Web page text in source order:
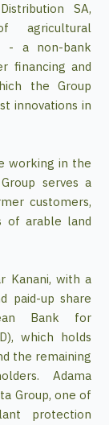
SA,
agricultural
- a non-bank
financing and
the Group
innovations in
working in the
serves a
customers,
of arable land
Kanani, with a
paid-up share
Bank for
which holds
the remaining
Adama
Group, one of
protection